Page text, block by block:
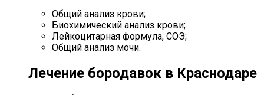
Общий анализ крови;
Биохимический анализ крови;
Лейкоцитарная формула, СОЭ;
Общий анализ мочи.
Лечение бородавок в Краснодаре